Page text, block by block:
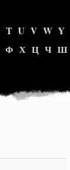
T U V W Y
Ф Х Ц Ч Ш